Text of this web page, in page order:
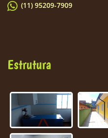
(11) 95209-7909
Estrutura